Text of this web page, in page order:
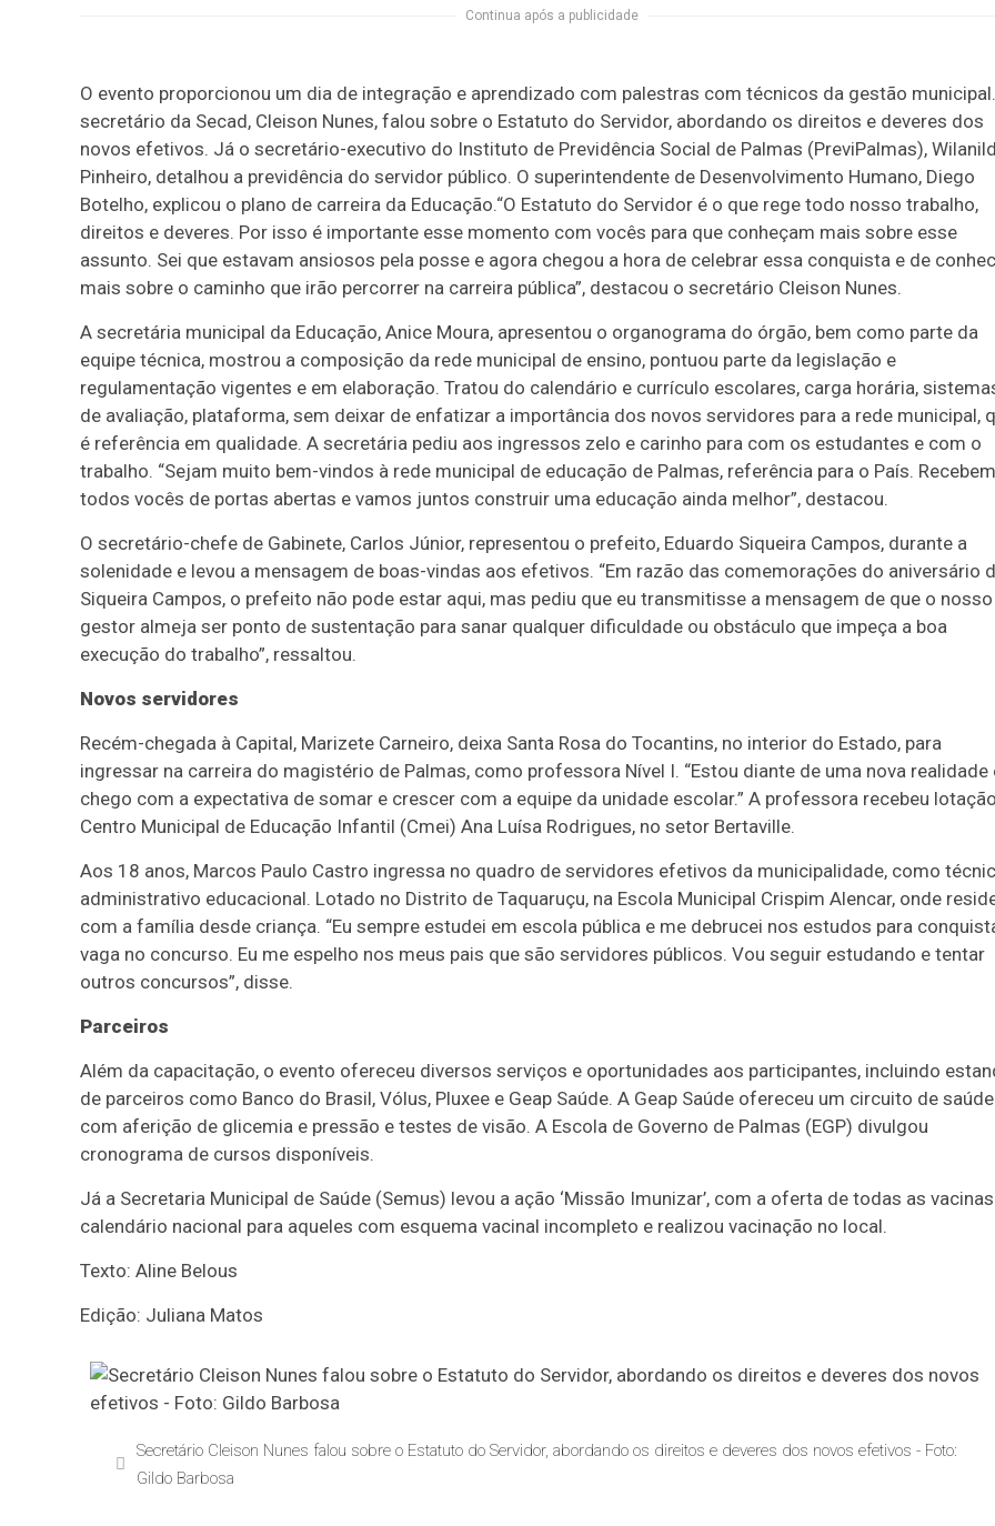
Continua após a publicidade
O evento proporcionou um dia de integração e aprendizado com palestras com técnicos da gestão
secretário da Secad, Cleison Nunes, falou sobre o Estatuto do Servidor, abordando os direitos e deveres dos
novos efetivos. Já o secretário-executivo do Instituto de Previdência Social de Palmas (PreviPalmas),
Pinheiro, detalhou a previdência do servidor público. O superintendente de Desenvolvimento Humano, Diego
Botelho, explicou o plano de carreira da Educação.“O Estatuto do Servidor é o que rege todo nosso trabalho,
direitos e deveres. Por isso é importante esse momento com vocês para que conheçam mais sobre esse
assunto. Sei que estavam ansiosos pela posse e agora chegou a hora de celebrar essa conquista e de
mais sobre o caminho que irão percorrer na carreira pública”, destacou o secretário Cleison Nunes.
A secretária municipal da Educação, Anice Moura, apresentou o organograma do órgão, bem como parte da
equipe técnica, mostrou a composição da rede municipal de ensino, pontuou parte da legislação e
regulamentação vigentes e em elaboração. Tratou do calendário e currículo escolares, carga horária,
de avaliação, plataforma, sem deixar de enfatizar a importância dos novos servidores para a rede municipal,
é referência em qualidade. A secretária pediu aos ingressos zelo e carinho para com os estudantes e com o
trabalho. “Sejam muito bem-vindos à rede municipal de educação de Palmas, referência para o País.
todos vocês de portas abertas e vamos juntos construir uma educação ainda melhor”, destacou.
O secretário-chefe de Gabinete, Carlos Júnior, representou o prefeito, Eduardo Siqueira Campos, durante a
solenidade e levou a mensagem de boas-vindas aos efetivos. “Em razão das comemorações do aniversário
Siqueira Campos, o prefeito não pode estar aqui, mas pediu que eu transmitisse a mensagem de que o nosso
gestor almeja ser ponto de sustentação para sanar qualquer dificuldade ou obstáculo que impeça a boa
execução do trabalho”, ressaltou.
Novos servidores
Recém-chegada à Capital, Marizete Carneiro, deixa Santa Rosa do Tocantins, no interior do Estado, para
ingressar na carreira do magistério de Palmas, como professora Nível I. “Estou diante de uma nova realidade
chego com a expectativa de somar e crescer com a equipe da unidade escolar.” A professora recebeu
Centro Municipal de Educação Infantil (Cmei) Ana Luísa Rodrigues, no setor Bertaville.
Aos 18 anos, Marcos Paulo Castro ingressa no quadro de servidores efetivos da municipalidade, como
administrativo educacional. Lotado no Distrito de Taquaruçu, na Escola Municipal Crispim Alencar, onde
com a família desde criança. “Eu sempre estudei em escola pública e me debrucei nos estudos para
vaga no concurso. Eu me espelho nos meus pais que são servidores públicos. Vou seguir estudando e tentar
outros concursos”, disse.
Parceiros
Além da capacitação, o evento ofereceu diversos serviços e oportunidades aos participantes, incluindo
de parceiros como Banco do Brasil, Vólus, Pluxee e Geap Saúde. A Geap Saúde ofereceu um circuito de saúde
com aferição de glicemia e pressão e testes de visão. A Escola de Governo de Palmas (EGP) divulgou
cronograma de cursos disponíveis.
Já a Secretaria Municipal de Saúde (Semus) levou a ação ‘Missão Imunizar’, com a oferta de todas as
calendário nacional para aqueles com esquema vacinal incompleto e realizou vacinação no local.
Texto: Aline Belous
Edição: Juliana Matos
Secretário Cleison Nunes falou sobre o Estatuto do Servidor, abordando os direitos e deveres dos novos efetivos - Foto:
Gildo Barbosa